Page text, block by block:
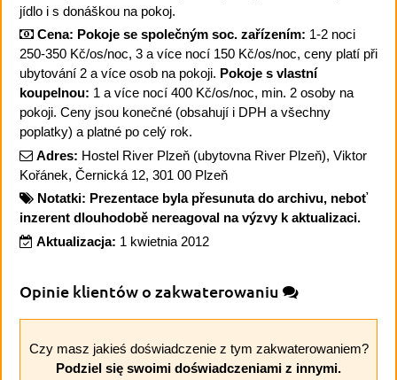
jídlo i s donáškou na pokoj.
Cena: Pokoje se společným soc. zařízením: 1-2 noci
250-350 Kč/os/noc, 3 a více nocí 150 Kč/os/noc, ceny platí při
ubytování 2 a více osob na pokoji. Pokoje s vlastní
koupelnou: 1 a více nocí 400 Kč/os/noc, min. 2 osoby na
pokoji. Ceny jsou konečné (obsahují i DPH a všechny
poplatky) a platné po celý rok.
Adres: Hostel River Plzeň (ubytovna River Plzeň), Viktor
Kořánek, Černická 12, 301 00 Plzeň
Notatki: Prezentace byla přesunuta do archivu, neboť
inzerent dlouhodobě nereagoval na výzvy k aktualizaci.
Aktualizacja: 1 kwietnia 2012
Opinie klientów o zakwaterowaniu
Czy masz jakieś doświadczenie z tym zakwaterowaniem?
Podziel się swoimi doświadczeniami z innymi.